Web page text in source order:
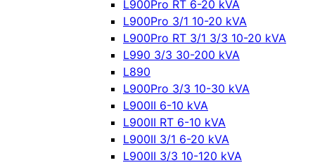
L900Pro RT 6-20 kVA
L900Pro 3/1 10-20 kVA
L900Pro RT 3/1 3/3 10-20 kVA
L990 3/3 30-200 kVA
L890
L900Pro 3/3 10-30 kVA
L900II 6-10 kVA
L900II RT 6-10 kVA
L900II 3/1 6-20 kVA
L900II 3/3 10-120 kVA